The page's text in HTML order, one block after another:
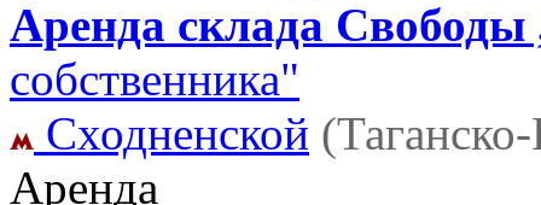
Аренда склада Свободы
собственника"
Сходненской
Аренда